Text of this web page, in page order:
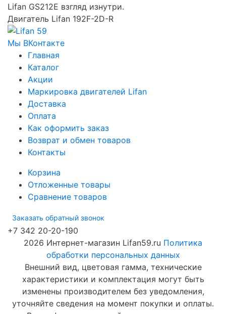
Lifan GS212E взгляд изнутри.
Двигатель Lifan 192F-2D-R
Мы ВКонтакте
Главная
Каталог
Акции
Маркировка двигателей Lifan
Доставка
Оплата
Как оформить заказ
Возврат и обмен товаров
Контакты
Корзина
Отложенные товары
Сравнение товаров
Заказать обратный звонок
+7 342 20-20-190
2026 Интернет-магазин Lifan59.ru Политика
обработки персональных данных
Внешний вид, цветовая гамма, технические
характеристики и комплектация могут быть
изменены производителем без уведомления,
уточняйте сведения на момент покупки и оплаты.